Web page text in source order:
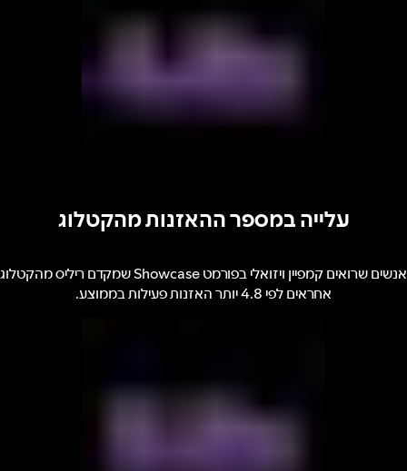
עלייה במספר ההאזנות מהקטלוג
אנשים שרואים קמפיין ויזואלי בפורמט Showcase שמקדם ריליס מהקטלוג
אחראים לפי 4.8 יותר האזנות פעילות בממוצע.